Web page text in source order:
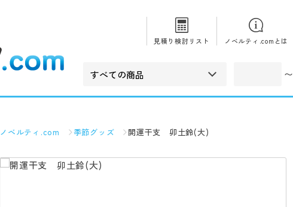
見積り検討リスト
ノベルティ.comとは
〜
ノベルティ.com 季節グッズ 開運干支 卯土鈴(大)